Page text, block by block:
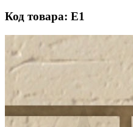
Код товара: Е1